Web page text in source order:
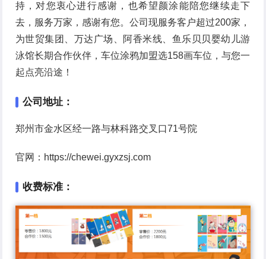
持，对您衷心进行感谢，也希望颜涂能陪您继续走下
去，服务万家，感谢有您。公司现服务客户超过200家，
为世贸集团、万达广场、阿香米线、鱼乐贝贝婴幼儿游
泳馆长期合作伙伴，车位涂鸦加盟选158画车位，与您一
起点亮沿途！
公司地址：
郑州市金水区经一路与林科路交叉口71号院
官网：https://chewei.gyxzsj.com
收费标准：